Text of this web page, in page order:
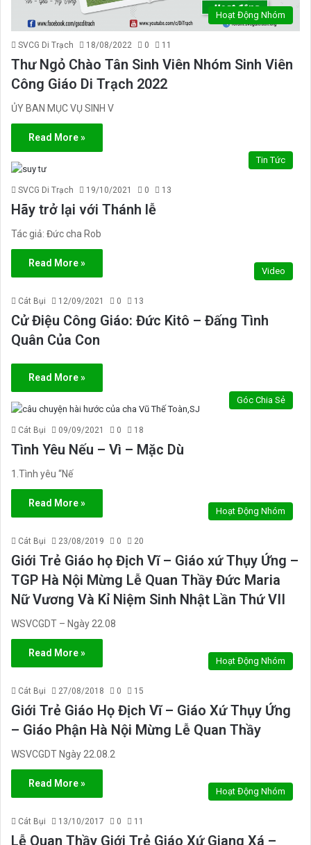
Hoạt Động Nhóm
SVCG Di Trạch 18/08/2022 0 11
Thư Ngỏ Chào Tân Sinh Viên Nhóm Sinh Viên
Công Giáo Di Trạch 2022
ỦY BAN MỤC VỤ SINH V
Read More »
Tin Tức
SVCG Di Trạch 19/10/2021 0 13
Hãy trở lại với Thánh lễ
Tác giả: Đức cha Rob
Read More »
Video
Cát Bụi 12/09/2021 0 13
Cử Điệu Công Giáo: Đức Kitô – Đấng Tình
Quân Của Con
Read More »
Góc Chia Sẻ
Cát Bụi 09/09/2021 0 18
Tình Yêu Nếu – Vì – Mặc Dù
1.Tình yêu “Nế
Read More »
Hoạt Động Nhóm
Cát Bụi 23/08/2019 0 20
Giới Trẻ Giáo họ Địch Vĩ – Giáo xứ Thụy Ứng –
TGP Hà Nội Mừng Lễ Quan Thầy Đức Maria
Nữ Vương Và Kỉ Niệm Sinh Nhật Lần Thứ VII
WSVCGDT – Ngày 22.08
Read More »
Hoạt Động Nhóm
Cát Bụi 27/08/2018 0 15
Giới Trẻ Giáo Họ Địch Vĩ – Giáo Xứ Thụy Ứng
– Giáo Phận Hà Nội Mừng Lễ Quan Thầy
WSVCGDT Ngày 22.08.2
Read More »
Hoạt Động Nhóm
Cát Bụi 13/10/2017 0 11
Lễ Quan Thầy Giới Trẻ Giáo Xứ Giang Xá –